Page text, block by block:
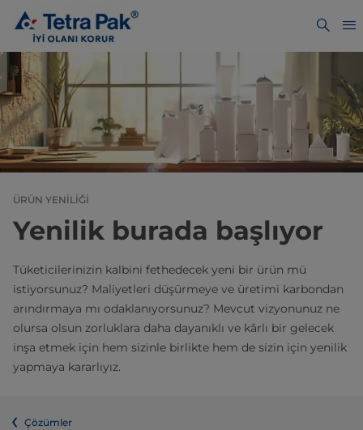
ÜRÜN YENILIĞI
Yenilik burada başlıyor
Tüketicilerinizin kalbini fethedecek yeni bir ürün mü
istiyorsunuz? Maliyetleri düşürmeye ve üretimi karbondan
arındırmaya mı odaklanıyorsunuz? Mevcut vizyonunuz ne
olursa olsun zorluklara daha dayanıklı ve kârlı bir gelecek
inşa etmek için hem sizinle birlikte hem de sizin için yenilik
yapmaya kararlıyız.
Çözümler